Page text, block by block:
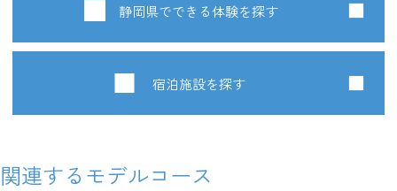
静岡県でできる体験を探す
宿泊施設を探す
関連するモデルコース